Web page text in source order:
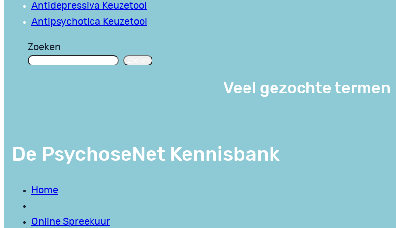
Antidepressiva Keuzetool
Antipsychotica Keuzetool
Zoeken
Veel gezochte termen
De PsychoseNet Kennisbank
Home
Online Spreekuur